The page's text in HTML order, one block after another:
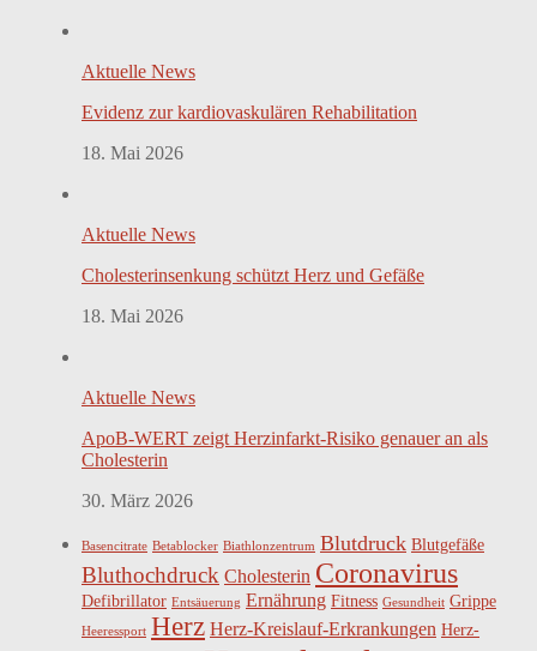
Aktuelle News
Evidenz zur kardiovaskulären Rehabilitation
18. Mai 2026
Aktuelle News
Cholesterinsenkung schützt Herz und Gefäße
18. Mai 2026
Aktuelle News
ApoB-WERT zeigt Herzinfarkt-Risiko genauer an als
Cholesterin
30. März 2026
Basencitrate Betablocker Biathlonzentrum Blutdruck Blutgefäße
Bluthochdruck Cholesterin Coronavirus
Defibrillator Entsäuerung Ernährung Fitness Gesundheit Grippe
Heeressport Herz Herz-Kreislauf-Erkrankungen Herz-